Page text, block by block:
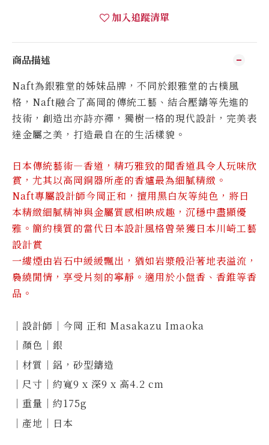
加入追蹤清單
商品描述
Naft為銀雅堂的姊妹品牌，不同於銀雅堂的古樸風
格， Naft融合了高岡的傳統工藝、結合壓鑄等先進的
技術，創造出亦詩亦禪，獨樹一格的現代設計，完美表
達金屬之美，打造最自在的生活樣貌。
日本傳統藝術—香道，精巧雅致的聞香道具令人玩味欣
賞 ，尤其以高岡銅器所產的香爐最為細膩精緻。
Naft專屬設計師今岡正和，擅用黑白灰等純色，將日
本精緻細膩精神與金屬質感相映成趣，沉穩中盡顯優
雅。簡約樸質的當代日本設計風格曾榮獲日本川崎工藝
設計賞
一縷煙由岩石中緩緩飄出，猶如岩漿般沿著地表溢流，
裊繞閒情，享受片刻的寧靜。 適用於小盤香、香錐等香
品。
｜設計師｜今岡 正和 Masakazu Imaoka
｜顏色｜銀
｜材質｜鋁，砂型鑄造
｜尺寸｜約寬9 x 深9 x 高4.2 cm
｜重量｜ 約175g
｜產地｜日本